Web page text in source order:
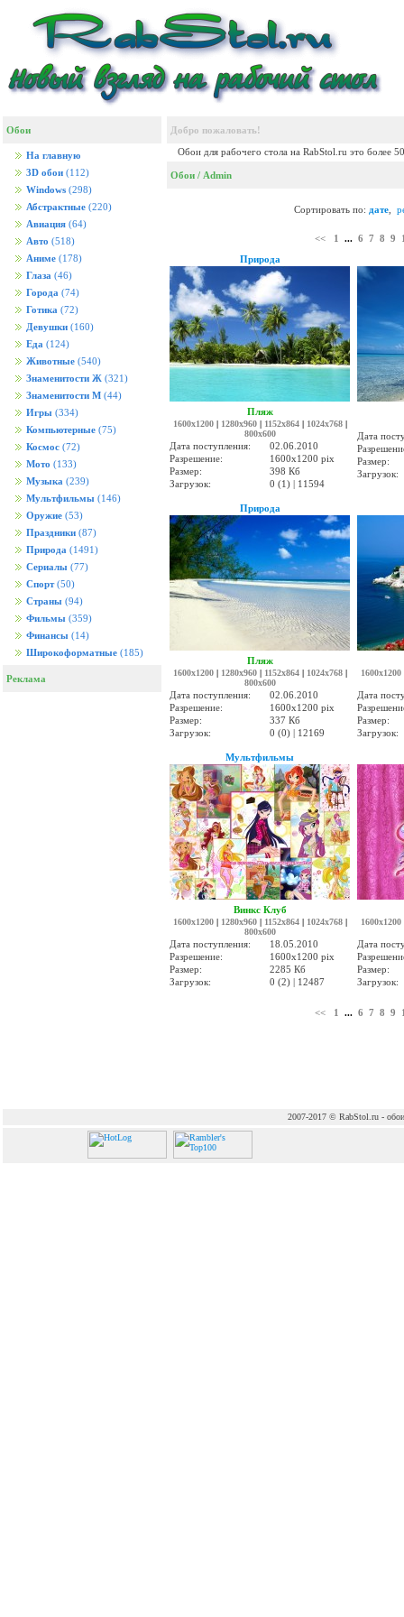
Обои
На главную
3D обои (112)
Windows (298)
Абстрактные (220)
Авиация (64)
Авто (518)
Аниме (178)
Глаза (46)
Города (74)
Готика (72)
Девушки (160)
Еда (124)
Животные (540)
Знаменитости Ж (321)
Знаменитости М (44)
Игры (334)
Компьютерные (75)
Космос (72)
Мото (133)
Музыка (239)
Мультфильмы (146)
Оружие (53)
Праздники (87)
Природа (1491)
Сериалы (77)
Спорт (50)
Страны (94)
Фильмы (359)
Финансы (14)
Широкоформатные (185)
Реклама
Добро пожаловать!
Обои для рабочего стола на RabStol.ru это более
Обои / Admin
Сортировать по: дате
<< 1 ... 6 7 8 9
Природа
Пляж
1600x1200| 1280x960| 1152x864| 1024x768|
800x600
Дата поступления:
02.06.2010
Разрешение:
1600x1200 pix
Размер:
398 Кб
Загрузок:
0 (1) | 11594
Дата
Размер:
Загрузок:
Природа
Пляж
1600x1200| 1280x960| 1152x864| 1024x768|
800x600
Дата поступления:
02.06.2010
Разрешение:
1600x1200 pix
Размер:
337 Кб
Загрузок:
0 (0) | 12169
1600x1200
Дата
Размер:
Загрузок:
Мультфильмы
Винкс Клуб
1600x1200| 1280x960| 1152x864| 1024x768|
800x600
Дата поступления:
18.05.2010
Разрешение:
1600x1200 pix
Размер:
2285 Кб
Загрузок:
0 (2) | 12487
1600x1200
Дата
Размер:
Загрузок:
<< 1 ... 6 7 8 9
2007-2017 © RabStol.ru - обои